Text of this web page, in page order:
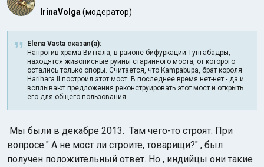
IrinaVolga (модератор)
Elena Vasta сказал(а):
Напротив храма Виттала, в районе бифуркации Тунгабадры,
находятся живописные руины старинного моста, от которого
остались только опоры. Считается, что Kampabupa, брат короля
Harihara II построил этот мост. В последнее время нет-нет - да и
всплывают предложения реконструировать этот мост и открыть
его для общего пользования.
Мы были в декабре 2013. Там чего-то строят. При
вопросе:" А не мост ли строите, товарищи?" , был
получен положительный ответ. Но , индийцы они такие